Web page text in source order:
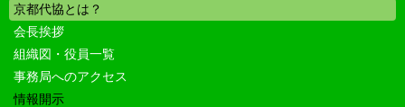
京都代協とは？
会長挨拶
組織図・役員一覧
事務局へのアクセス
情報開示